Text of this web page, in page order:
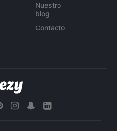
Nuestro
blog
Contacto